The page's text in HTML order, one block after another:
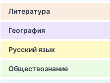
Литература
География
Русский язык
Обществознание